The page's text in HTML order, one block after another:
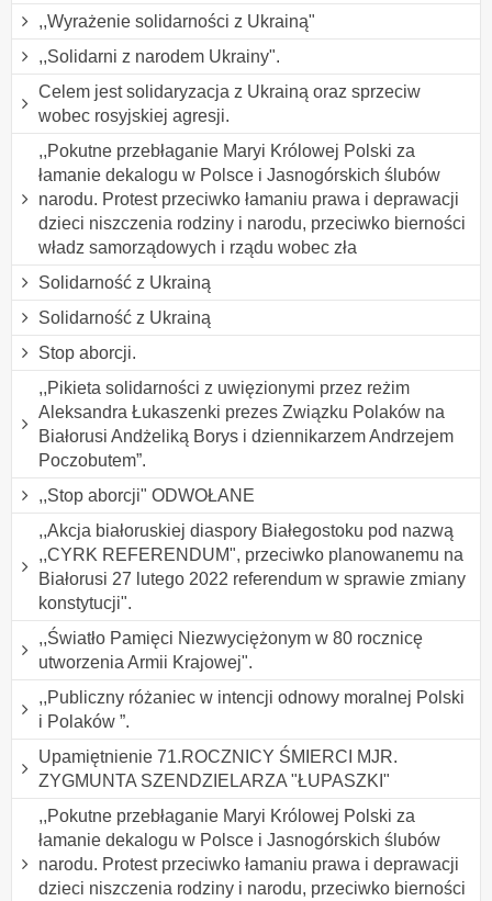
,,Wyrażenie solidarności z Ukrainą"
,,Solidarni z narodem Ukrainy".
Celem jest solidaryzacja z Ukrainą oraz sprzeciw
wobec rosyjskiej agresji.
,,Pokutne przebłaganie Maryi Królowej Polski za
łamanie dekalogu w Polsce i Jasnogórskich ślubów
narodu. Protest przeciwko łamaniu prawa i deprawacji
dzieci niszczenia rodziny i narodu, przeciwko bierności
władz samorządowych i rządu wobec zła
Solidarność z Ukrainą
Solidarność z Ukrainą
Stop aborcji.
,,Pikieta solidarności z uwięzionymi przez reżim
Aleksandra Łukaszenki prezes Związku Polaków na
Białorusi Andżeliką Borys i dziennikarzem Andrzejem
Poczobutem”.
,,Stop aborcji" ODWOŁANE
,,Akcja białoruskiej diaspory Białegostoku pod nazwą
,,CYRK REFERENDUM", przeciwko planowanemu na
Białorusi 27 lutego 2022 referendum w sprawie zmiany
konstytucji".
,,Światło Pamięci Niezwyciężonym w 80 rocznicę
utworzenia Armii Krajowej".
,,Publiczny różaniec w intencji odnowy moralnej Polski
i Polaków ”.
Upamiętnienie 71.ROCZNICY ŚMIERCI MJR.
ZYGMUNTA SZENDZIELARZA "ŁUPASZKI"
,,Pokutne przebłaganie Maryi Królowej Polski za
łamanie dekalogu w Polsce i Jasnogórskich ślubów
narodu. Protest przeciwko łamaniu prawa i deprawacji
dzieci niszczenia rodziny i narodu, przeciwko bierności